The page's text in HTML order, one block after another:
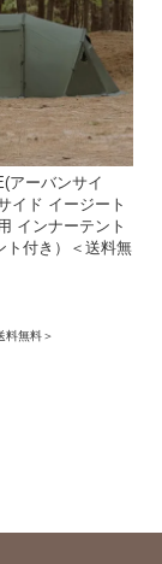
アーバンサイ
イド イージート
インナーテント
ト付き）＜送料無
料無料＞